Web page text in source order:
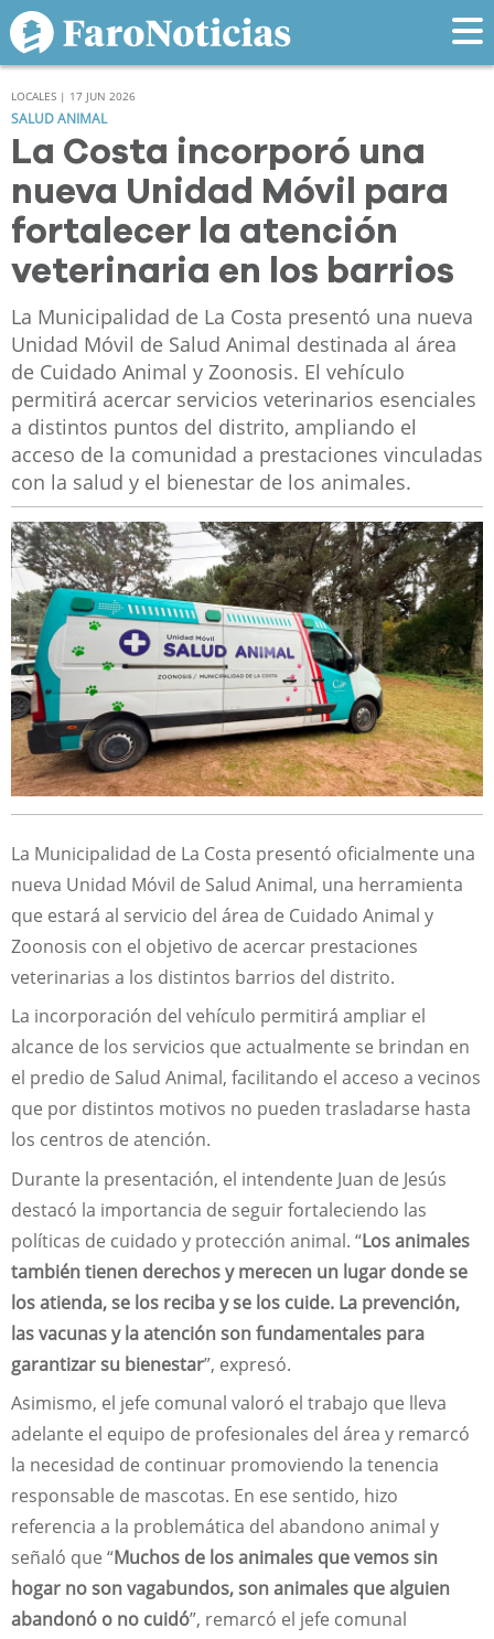
LOCALES | 17 JUN 2026
SALUD ANIMAL
La Costa incorporó una
nueva Unidad Móvil para
fortalecer la atención
veterinaria en los barrios
La Municipalidad de La Costa presentó una nueva
Unidad Móvil de Salud Animal destinada al área
de Cuidado Animal y Zoonosis. El vehículo
permitirá acercar servicios veterinarios esenciales
a distintos puntos del distrito, ampliando el
acceso de la comunidad a prestaciones vinculadas
con la salud y el bienestar de los animales.
La Municipalidad de La Costa presentó oficialmente una
nueva Unidad Móvil de Salud Animal, una herramienta
que estará al servicio del área de Cuidado Animal y
Zoonosis con el objetivo de acercar prestaciones
veterinarias a los distintos barrios del distrito.
La incorporación del vehículo permitirá ampliar el
alcance de los servicios que actualmente se brindan en
el predio de Salud Animal, facilitando el acceso a vecinos
que por distintos motivos no pueden trasladarse hasta
los centros de atención.
Durante la presentación, el intendente Juan de Jesús
destacó la importancia de seguir fortaleciendo las
políticas de cuidado y protección animal. “Los animales
también tienen derechos y merecen un lugar donde se
los atienda, se los reciba y se los cuide. La prevención,
las vacunas y la atención son fundamentales para
garantizar su bienestar”, expresó.
Asimismo, el jefe comunal valoró el trabajo que lleva
adelante el equipo de profesionales del área y remarcó
la necesidad de continuar promoviendo la tenencia
responsable de mascotas. En ese sentido, hizo
referencia a la problemática del abandono animal y
señaló que “Muchos de los animales que vemos sin
hogar no son vagabundos, son animales que alguien
abandonó o no cuidó”, remarcó el jefe comunal